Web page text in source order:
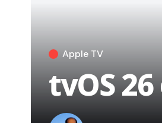
Apple TV
tvOS